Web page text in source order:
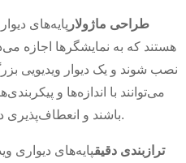
طراحی ماژولار پایه‌های
هستند که به نمایشگرها اجازه
نصب شوند و یک دیوار ویدیویی
می‌توانند با اندازه‌ها و
باشند و انعطاف‌پذیری در طراحی و چیدمان را ارائه دهند.
ترازبندی دقیقپایه‌های دیواری